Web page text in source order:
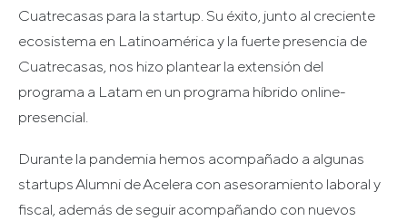
Cuatrecasas para la startup. Su éxito, junto al creciente
ecosistema en Latinoamérica y la fuerte presencia de
Cuatrecasas, nos hizo plantear la extensión del
programa a Latam en un programa híbrido online-
presencial.
Durante la pandemia hemos acompañado a algunas
startups Alumni de Acelera con asesoramiento laboral y
fiscal, además de seguir acompañando con nuevos